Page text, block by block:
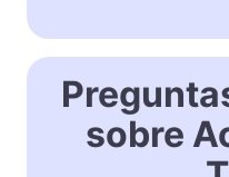
sobre